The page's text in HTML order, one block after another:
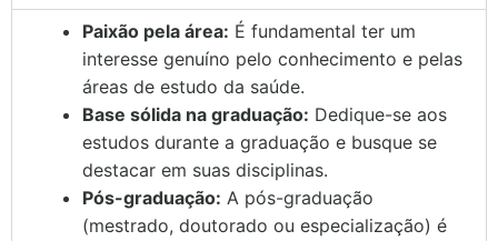
Paixão pela área: É fundamental ter um
interesse genuíno pelo conhecimento e pelas
áreas de estudo da saúde.
Base sólida na graduação: Dedique-se aos
estudos durante a graduação e busque se
destacar em suas disciplinas.
Pós-graduação: A pós-graduação
(mestrado, doutorado ou especialização) é